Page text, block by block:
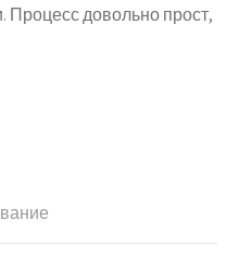
Процесс довольно прост,